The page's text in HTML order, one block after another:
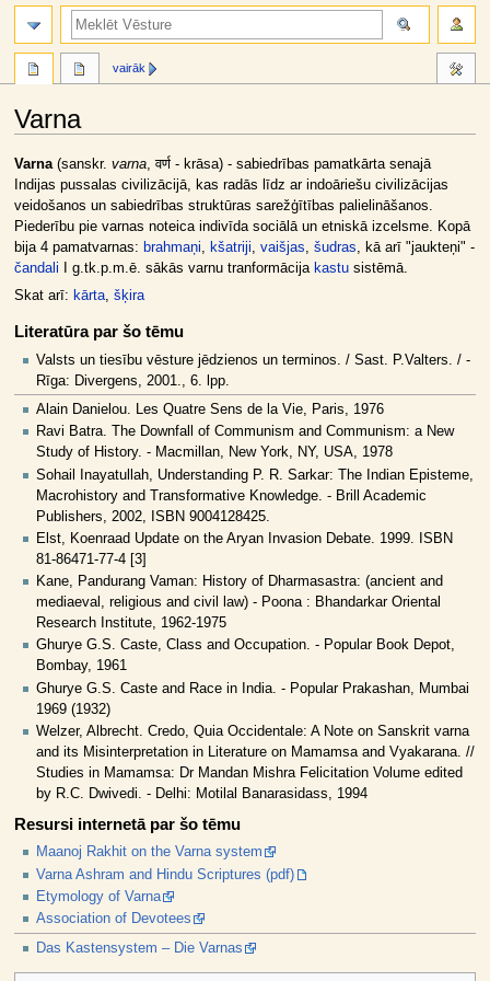
Varna
Jump
to
navigation
Jump
to
search
Varna(sanskr. varna, वर्ण - krāsa) - sabiedrības pamatkārta senajā
Indijas pussalas civilizācijā, kas radās līdz ar indoāriešu civilizācijas
veidošanos un sabiedrības struktūras sarežģītības palielināšanos.
Piederību pie varnas noteica indivīda sociālā un etniskā izcelsme. Kopā
bija 4 pamatvarnas: brahmaņi kšatriji vaišjas šudras , kā arī "jaukteņi" -
čandali I g.tk.p.m.ē. sākās varnu tranformācija kastusistēmā.
Skat arī: kārta, šķira
Literatūra par šo tēmu
Valsts un tiesību vēsture jēdzienos un terminos. / Sast. P.Valters. / -
Rīga: Divergens, 2001., 6. lpp.
Alain Danielou. Les Quatre Sens de la Vie, Paris, 1976
Ravi Batra. The Downfall of Communism and Communism: a New
Study of History. - Macmillan, New York, NY, USA, 1978
Sohail Inayatullah, Understanding P. R. Sarkar: The Indian Episteme,
Macrohistory and Transformative Knowledge. - Brill Academic
Publishers, 2002, ISBN 9004128425.
Elst, Koenraad Update on the Aryan Invasion Debate. 1999. ISBN
81-86471-77-4 [3]
Kane, Pandurang Vaman: History of Dharmasastra: (ancient and
mediaeval, religious and civil law) - Poona : Bhandarkar Oriental
Research Institute, 1962-1975
Ghurye G.S. Caste, Class and Occupation. - Popular Book Depot,
Bombay, 1961
Ghurye G.S. Caste and Race in India. - Popular Prakashan, Mumbai
1969 (1932)
Welzer, Albrecht. Credo, Quia Occidentale: A Note on Sanskrit varna
and its Misinterpretation in Literature on Mamamsa and Vyakarana. //
Studies in Mamamsa: Dr Mandan Mishra Felicitation Volume edited
by R.C. Dwivedi. - Delhi: Motilal Banarasidass, 1994
Resursi internetā par šo tēmu
Maanoj Rakhit on the Varna system
Varna Ashram and Hindu Scriptures (pdf)
Etymology of Varna
Association of Devotees
Das Kastensystem – Die Varnas
vairāk
meklēt